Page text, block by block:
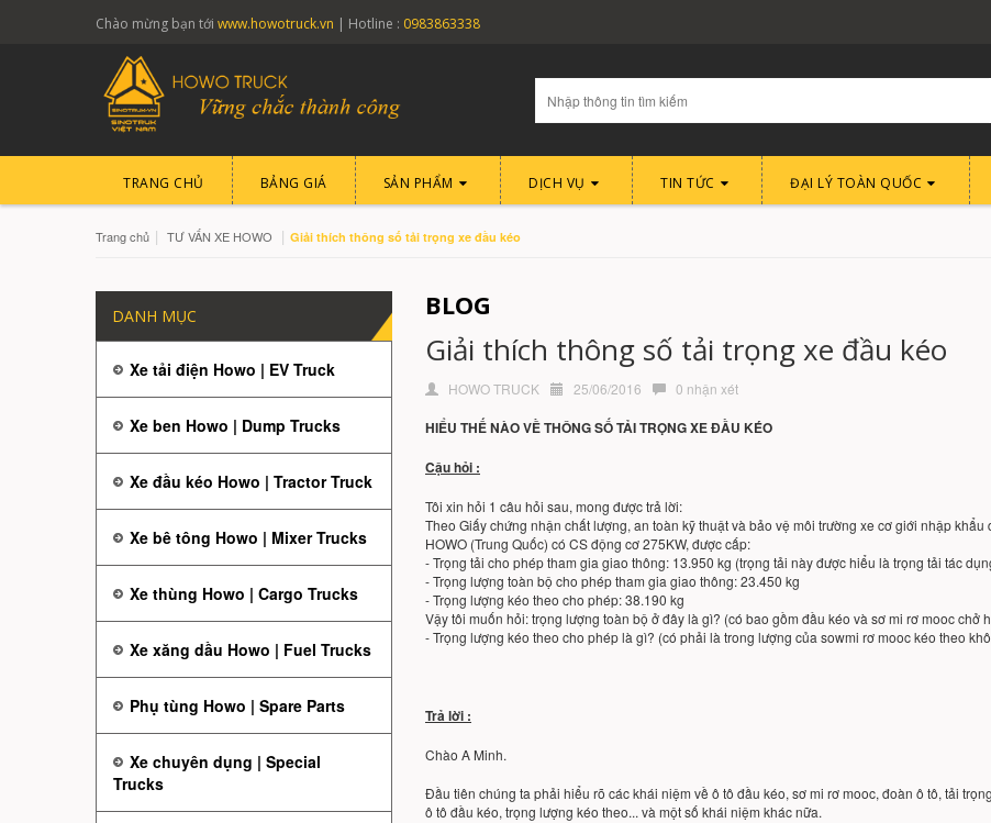
Chào mừng bạn tới www.howotruck.vn | Hotline : 0983863338
TRANG CHỦ BẢNG GIÁ SẢN PHẨM DỊCH VỤ TIN TỨC ĐẠI LÝ TOÀN QUỐC
Trang chủ | TƯ VẤN XE HOWO | Giải thích thông số tải trọng xe đầu kéo
DANH MỤC
Xe tải điện Howo | EV Truck
Xe ben Howo | Dump Trucks
Xe đầu kéo Howo | Tractor Truck
Xe bê tông Howo | Mixer Trucks
Xe thùng Howo | Cargo Trucks
Xe xăng dầu Howo | Fuel Trucks
Phụ tùng Howo | Spare Parts
Xe chuyên dụng | Special
Trucks
BLOG
Giải thích thông số tải trọng xe đầu kéo
HOWO TRUCK 25/06/2016 0 nhận xét
HIỂU THẾ NÀO VỀ THÔNG SỐ TẢI TRỌNG XE ĐẦU KÉO
Cậu hỏi :
Tôi xin hỏi 1 câu hỏi sau, mong được trả lời:
Theo Giấy chứng nhận chất lượng, an toàn kỹ thuật và bảo vệ môi trường xe cơ giới nhập
HOWO (Trung Quốc) có CS động cơ 275KW, được cấp:
- Trọng tải cho phép tham gia giao thông: 13.950 kg (trọng tải này được hiểu là trọng tải tác
- Trọng lượng toàn bộ cho phép tham gia giao thông: 23.450 kg
- Trọng lượng kéo theo cho phép: 38.190 kg
Vậy tôi muốn hỏi: trọng lượng toàn bộ ở đây là gì? (có bao gồm đầu kéo và sơ mi rơ mooc chở
- Trọng lượng kéo theo cho phép là gì? (có phải là trong lượng của sowmi rơ mooc kéo theo
Trả lời :
Chào A Minh.
Đầu tiên chúng ta phải hiểu rõ các khái niệm về ô tô đầu kéo, sơ mi rơ mooc, đoàn ô tô, tải
ô tô đầu kéo, trọng lượng kéo theo... và một số khái niệm khác nữa.